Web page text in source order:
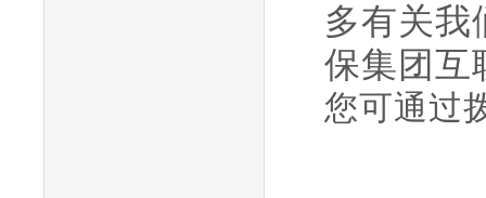
多有关我
保集团互
您可通过